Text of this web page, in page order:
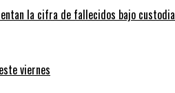
la cifra de fallecidos bajo
viernes